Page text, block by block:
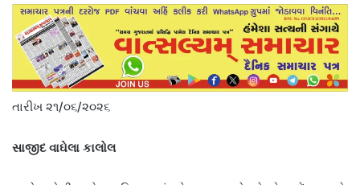
તારીખ ૨૧/૦૬/૨૦૨૬
સાજીદ વાઘેલા કાલોલ